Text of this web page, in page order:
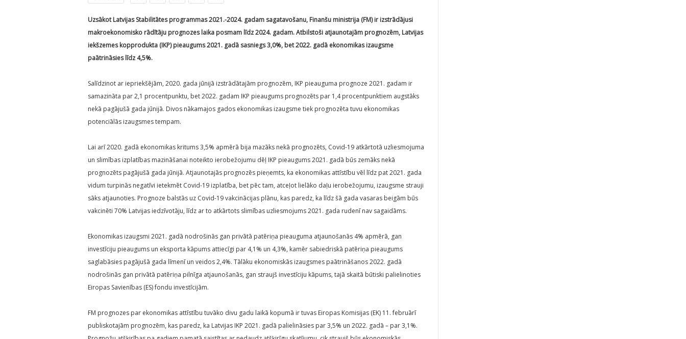
Uzsākot Latvijas Stabilitātes programmas 2021.-2024. gadam sagatavošanu, Finanšu ministrija (FM) ir izstrādājusi
makroekonomisko rādītāju prognozes laika posmam līdz 2024. gadam. Atbilstoši atjaunotajām prognozēm, Latvijas
iekšzemes kopprodukta (IKP) pieaugums 2021. gadā sasniegs 3,0%, bet 2022. gadā ekonomikas izaugsme
paātrināsies līdz 4,5%.
Salīdzinot ar iepriekšējām, 2020. gada jūnijā izstrādātajām prognozēm, IKP pieauguma prognoze 2021. gadam ir
samazināta par 2,1 procentpunktu, bet 2022. gadam IKP pieaugums prognozēts par 1,4 procentpunktiem augstāks
nekā pagājušā gada jūnijā. Divos nākamajos gados ekonomikas izaugsme tiek prognozēta tuvu ekonomikas
potenciālās izaugsmes tempam.
Lai arī 2020. gadā ekonomikas kritums 3,5% apmērā bija mazāks nekā prognozēts, Covid-19 atkārtotā uzliesmojuma
un slimības izplatības mazināšanai noteikto ierobežojumu dēļ IKP pieaugums 2021. gadā būs zemāks nekā
prognozēts pagājušā gada jūnijā. Atjaunotajās prognozēs pieņemts, ka ekonomikas attīstību vēl līdz pat 2021. gada
vidum turpinās negatīvi ietekmēt Covid-19 izplatība, bet pēc tam, atceļot lielāko daļu ierobežojumu, izaugsme strauji
sāks atjaunoties. Prognoze balstās uz Covid-19 vakcinācijas plānu, kas paredz, ka līdz šā gada vasaras beigām būs
vakcinēti 70% Latvijas iedzīvotāju, līdz ar to atkārtots slimības uzliesmojums 2021. gada rudenī nav sagaidāms.
Ekonomikas izaugsmi 2021. gadā nodrošinās gan privātā patēriņa pieauguma atjaunošanās 4% apmērā, gan
investīciju pieaugums un eksporta kāpums attiecīgi par 4,1% un 4,3%, kamēr sabiedriskā patēriņa pieaugums
saglabāsies pagājušā gada līmenī un veidos 2,4%. Tālāku ekonomiskās izaugsmes paātrināšanos 2022. gadā
nodrošinās gan privātā patēriņa pilnīga atjaunošanās, gan straujš investīciju kāpums, tajā skaitā būtiski palielinoties
Eiropas Savienības (ES) fondu investīcijām.
FM prognozes par ekonomikas attīstību tuvāko divu gadu laikā kopumā ir tuvas Eiropas Komisijas (EK) 11. februārī
publiskotajām prognozēm, kas paredz, ka Latvijas IKP 2021. gadā palielināsies par 3,5% un 2022. gadā – par 3,1%.